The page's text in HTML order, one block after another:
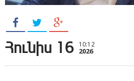
Հունիս 16 10:12
2026